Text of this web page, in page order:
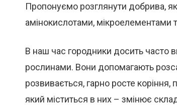
Пропонуємо розглянути добрива,
амінокислотами, мікроелементами
В наш час городники досить часто
рослинами. Вони допомагають
розвивається, гарно росте
який міститься в них – змінює